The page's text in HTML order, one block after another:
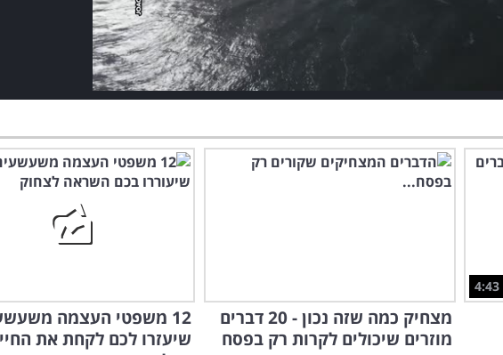
00:00/01:37
4:43
מצחיק כמה שזה נכון - 20 דברים
מוזרים שיכולים לקרות רק בפסח
12 משפטי העצמה
שיעזרו לכם לקחת את